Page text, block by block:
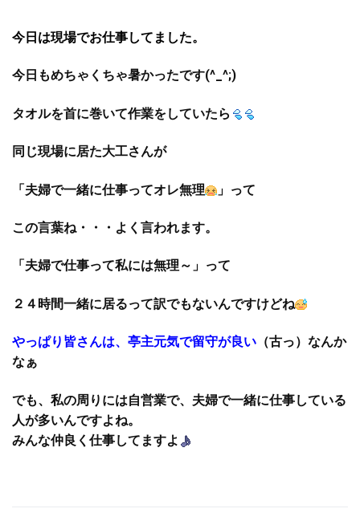
今日は現場でお仕事してました。
今日もめちゃくちゃ暑かったです(^_^;)
タオルを首に巻いて作業をしていたら
同じ現場に居た大工さんが
「夫婦で一緒に仕事ってオレ無理 」って
この言葉ね・・・よく言われます。
「夫婦で仕事って私には無理～」って
２４時間一緒に居るって訳でもないんですけどね
やっぱり皆さんは、亭主元気で留守が良い （古っ）なんか
なぁ
でも、私の周りには自営業で、夫婦で一緒に仕事している
人が多いんですよね。
みんな仲良く仕事してますよ